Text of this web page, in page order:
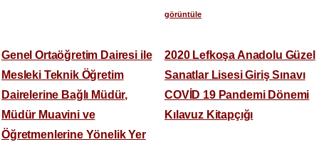
görüntüle
Genel Ortaöğretim Dairesi ile
Mesleki Teknik Öğretim
Dairelerine Bağlı Müdür,
Müdür Muavini ve
Öğretmenlerine Yönelik Yer
2020 Lefkoşa Anadolu Güzel
Sanatlar Lisesi Giriş Sınavı
COVİD 19 Pandemi Dönemi
Kılavuz Kitapçığı